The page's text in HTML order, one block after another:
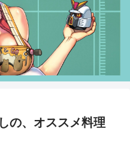
の、オススメ料理